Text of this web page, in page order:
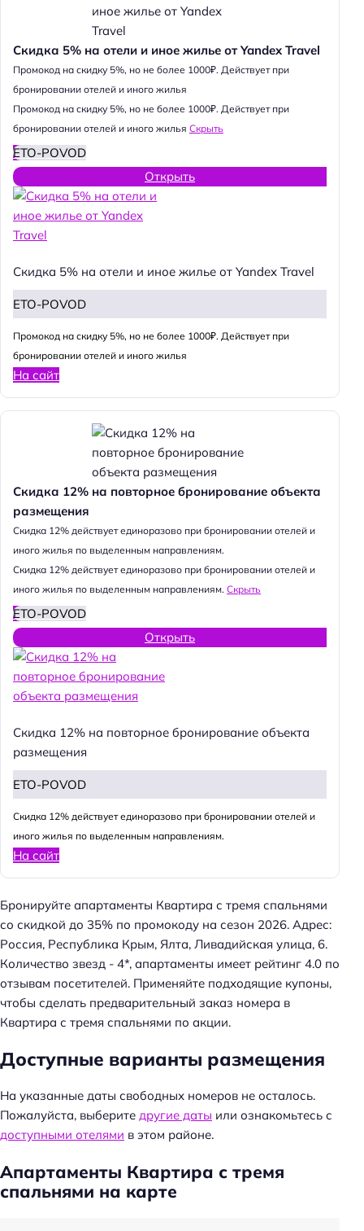
Скидка 5% на отели и иное жилье от Yandex Travel
Промокод на скидку 5%, но не более 1000₽. Действует при
бронировании отелей и иного жилья
Промокод на скидку 5%, но не более 1000₽. Действует при
бронировании отелей и иного жилья Скрыть
ETO-POVOD
Открыть
Скидка 5% на отели и иное жилье от Yandex Travel
ETO-POVOD
Промокод на скидку 5%, но не более 1000₽. Действует при
бронировании отелей и иного жилья
На сайт
Скидка 12% на повторное бронирование объекта
размещения
Cкидка 12% действует единоразово при бронировании отелей и
иного жилья по выделенным направлениям.
Cкидка 12% действует единоразово при бронировании отелей и
иного жилья по выделенным направлениям. Скрыть
ETO-POVOD
Открыть
Скидка 12% на повторное бронирование объекта
размещения
ETO-POVOD
Cкидка 12% действует единоразово при бронировании отелей и
иного жилья по выделенным направлениям.
На сайт
Бронируйте апартаменты Квартира с тремя спальнями
со скидкой до 35% по промокоду на сезон 2026. Адрес:
Россия, Республика Крым, Ялта, Ливадийская улица, 6.
Количество звезд - 4*, апартаменты имеет рейтинг 4.0 по
отзывам посетителей. Применяйте подходящие купоны,
чтобы сделать предварительный заказ номера в
Квартира с тремя спальнями по акции.
Доступные варианты размещения
На указанные даты свободных номеров не осталось.
Пожалуйста, выберите другие даты или ознакомьтесь с
доступными отелями в этом районе.
Апартаменты Квартира с тремя
спальнями на карте
й
т
и